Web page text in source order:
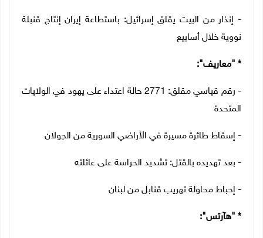
- إنذار من البيت يقلق إسرائيل: باستطاعة إيران إنتاج قنبلة
نووية خلال أسابيع
* "معاريف":
- رقم قياسي مقلق: 2771 حالة اعتداء على يهود في الولايات
المتحدة
- إسقاط طائرة مسيرة في الأراضي السورية من الجولان
- بعد تهديده بالقتل: تشديد الحراسة على عائلته
- إحباط محاولة تهريب قنابل من لبنان
* "هآرتس":